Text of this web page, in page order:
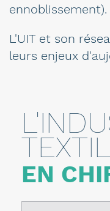
ennoblissement).
L'UIT et son
leurs enjeux
EN